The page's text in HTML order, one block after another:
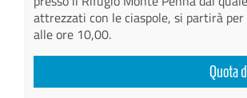
attrezzati con le ciaspole, si partirà per
alle ore 10,00.
Quota